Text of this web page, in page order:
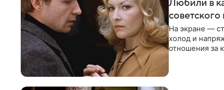
Любили в
На экране —
холод и
отношения за